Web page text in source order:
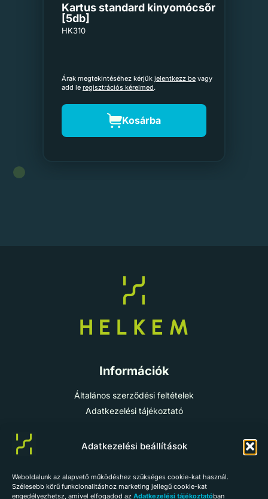
Adatkezelési beállítások
Weboldalunk az alapvető működéshez szükséges cookie-kat használ.
Szélesebb körű funkcionalitáshoz marketing jellegű cookie-kat
engedélyezhetsz, amivel elfogadod az Adatkezelési tájékoztatóban
Kartus standard kinyomócsőr
[5db]
HK310
Árak megtekintéséhez kérjük jelentkezz be vagy
add le regisztrációs kérelmed.
Kosárba
Információk
Általános szerződési feltételek
Adatkezelési tájékoztató
Impresszum
info@helkem.hu